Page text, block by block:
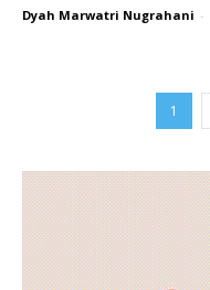
Dyah Marwatri Nugrahani -
1